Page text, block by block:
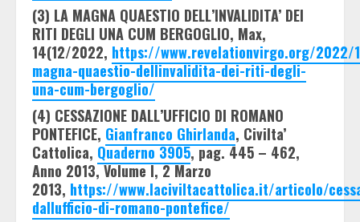
(3) LA MAGNA QUAESTIO DELL’INVALIDITA’ DEI
RITI DEGLI UNA CUM BERGOGLIO, Max,
14(12/2022, https://www.revelationvirgo.org/2022/
magna-quaestio-dellinvalidita-dei-riti-degli-
una-cum-bergoglio/
(4) CESSAZIONE DALL’UFFICIO DI ROMANO
PONTEFICE, Gianfranco Ghirlanda, Civilta’
Cattolica, Quaderno 3905, pag. 445 – 462,
Anno 2013, Volume I, 2 Marzo
2013, https://www.laciviltacattolica.it/articolo/
dallufficio-di-romano-pontefice/